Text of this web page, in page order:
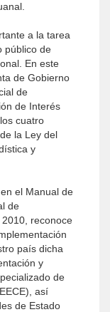
a la tarea
público de
En este
de Gobierno
de
de Interés
cuatro
la Ley del
y
el Manual de
de
reconoce
país dicha
y
de
así
de Estado